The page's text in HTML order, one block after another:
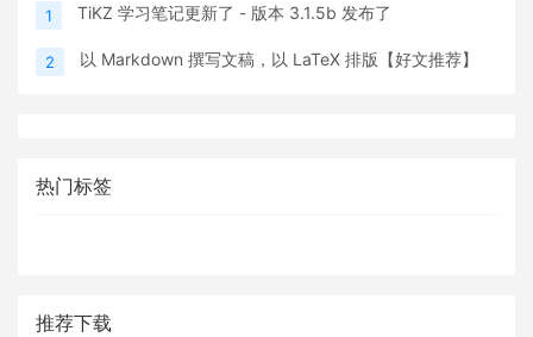
1 TiKZ 学习笔记更新了 - 版本 3.1.5b 发布了
2 以 Markdown 撰写文稿，以 LaTeX 排版【好文推荐】
热门标签
推荐下载